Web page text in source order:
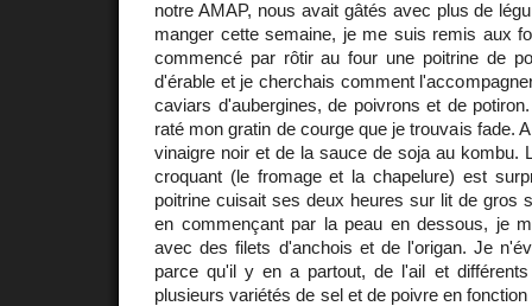
notre AMAP, nous avait gâtés avec plus de
manger cette semaine, je me suis remis aux
commencé par rôtir au four une poitrine de
d'érable et je cherchais comment
caviars d'aubergines, de poivrons et de
raté mon gratin de courge que je trouvais fade.
vinaigre noir et de la sauce de soja au kombu.
croquant (le fromage et la chapelure) est
poitrine cuisait ses deux heures sur lit de gros
en commençant par la peau en dessous, je
avec des filets d'anchois et de l'origan. Je
parce qu'il y en a partout, de l'ail et
plusieurs variétés de sel et de poivre en